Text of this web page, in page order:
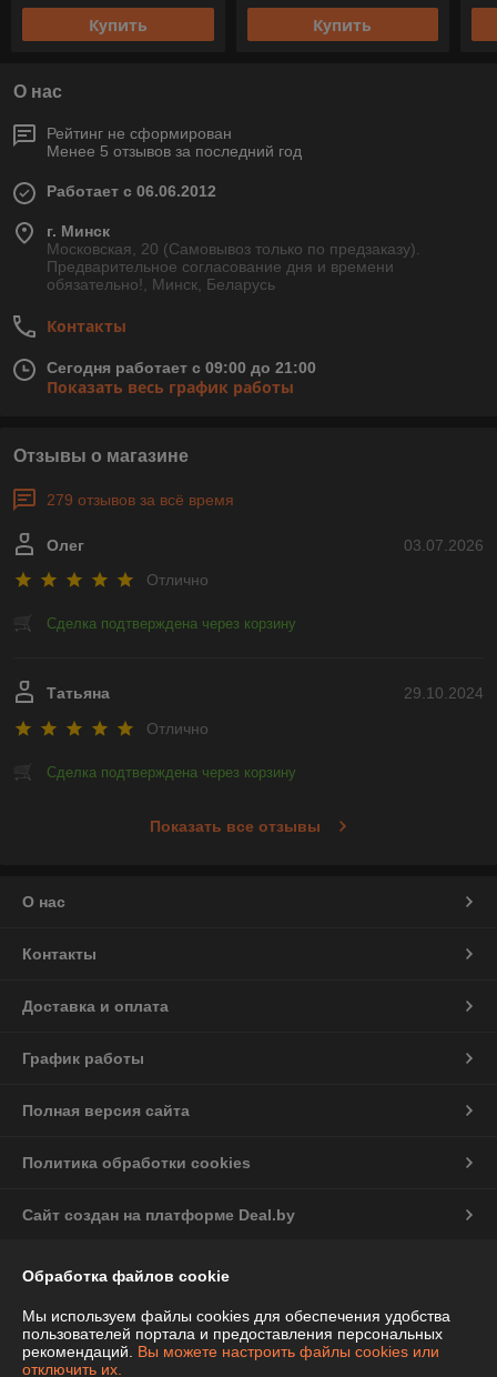
Купить Купить
О нас
Рейтинг не сформирован
Менее 5 отзывов за последний год
Работает с 06.06.2012
г. Минск
Московская, 20 (Самовывоз только по предзаказу).
Предварительное согласование дня и времени
обязательно!, Минск, Беларусь
Контакты
Сегодня работает с 09:00 до 21:00
Показать весь график работы
Отзывы о магазине
279 отзывов за всё время
03.07.2026
Олег
Отлично
Сделка подтверждена через корзину
29.10.2024
Татьяна
Отлично
Сделка подтверждена через корзину
Показать все отзывы
О нас
Контакты
Доставка и оплата
График работы
Полная версия сайта
Политика обработки cookies
Сайт создан на платформе Deal.by
Информация для покупателя
Индивидуальный предприниматель:
ИП Чепелева Алла Ивановна
Беларусь, Минская обл., Фаниполь, ул.Комсомольская, 46-71
Регистрационный номер ЕГР: 691424776
Обработка файлов cookie
Мы используем файлы cookies для обеспечения удобства
пользователей портала и предоставления персональных
рекомендаций. Вы можете настроить файлы cookies или
отключить их.